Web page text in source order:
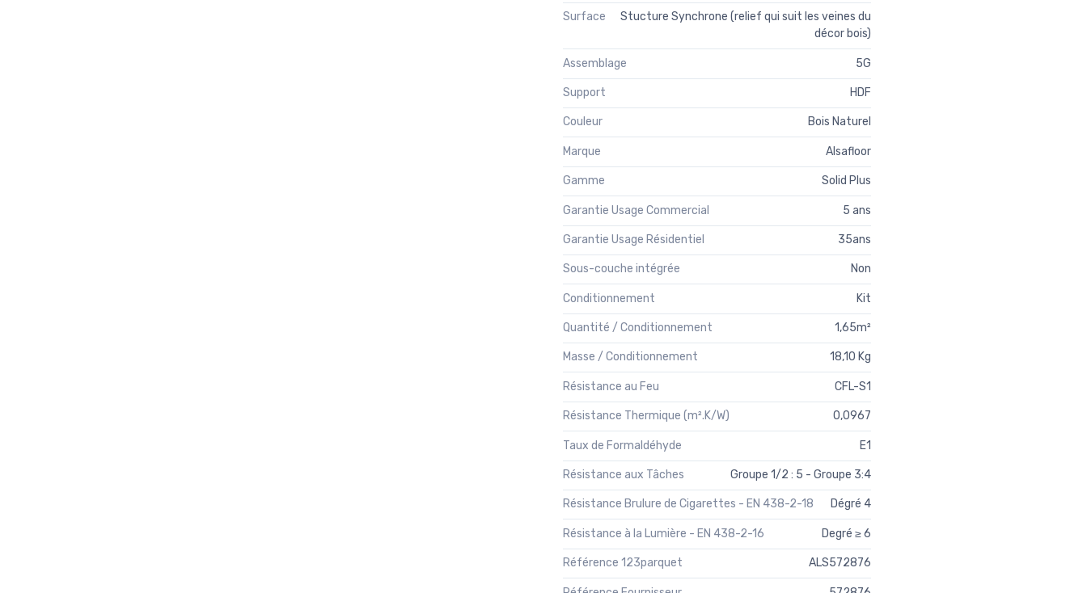
Surface
Stucture Synchrone (relief qui suit les veines du
décor bois)
Assemblage 5G
Support HDF
Couleur Bois Naturel
Marque Alsafloor
Gamme Solid Plus
Garantie Usage Commercial 5 ans
Garantie Usage Résidentiel 35ans
Sous-couche intégrée Non
Conditionnement Kit
Quantité / Conditionnement 1,65m²
Masse / Conditionnement 18,10 Kg
Résistance au Feu CFL-S1
Résistance Thermique (m².K/W) 0,0967
Taux de Formaldéhyde E1
Résistance aux Tâches Groupe 1/2 : 5 - Groupe 3:4
Résistance Brulure de Cigarettes - EN 438-2-18 Dégré 4
Résistance à la Lumière - EN 438-2-16 Degré ≥ 6
Référence 123parquet ALS572876